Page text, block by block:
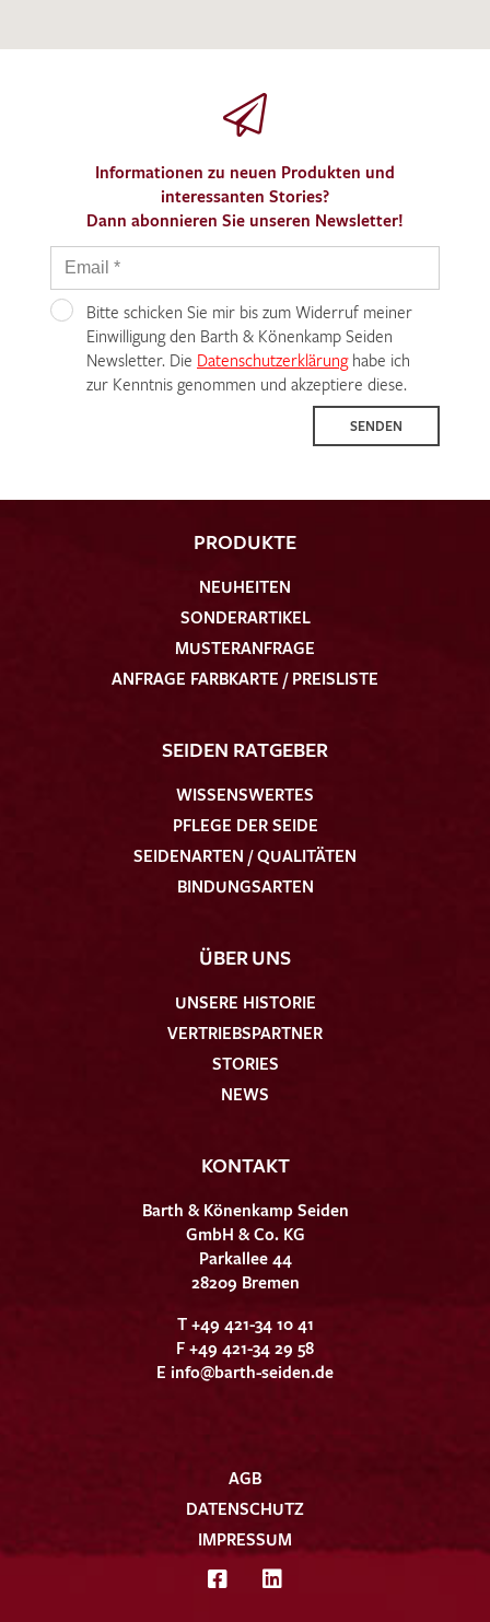
Informationen zu neuen Produkten und
interessanten Stories?
Dann abonnieren Sie unseren Newsletter!
Bitte schicken Sie mir bis zum Widerruf meiner
Einwilligung den Barth & Könenkamp Seiden
Newsletter. Die Datenschutzerklärunghabe ich
zur Kenntnis genommen und akzeptiere diese.
SENDEN
PRODUKTE
NEUHEITEN
SONDERARTIKEL
MUSTERANFRAGE
ANFRAGE FARBKARTE / PREISLISTE
SEIDEN RATGEBER
WISSENSWERTES
PFLEGE DER SEIDE
SEIDENARTEN / QUALITÄTEN
BINDUNGSARTEN
ÜBER UNS
UNSERE HISTORIE
VERTRIEBSPARTNER
STORIES
NEWS
KONTAKT
Barth & Könenkamp Seiden
GmbH & Co. KG
Parkallee 44
28209 Bremen
T +49 421-34 10 41
F +49 421-34 29 58
E info@barth-seiden.de
AGB
DATENSCHUTZ
IMPRESSUM